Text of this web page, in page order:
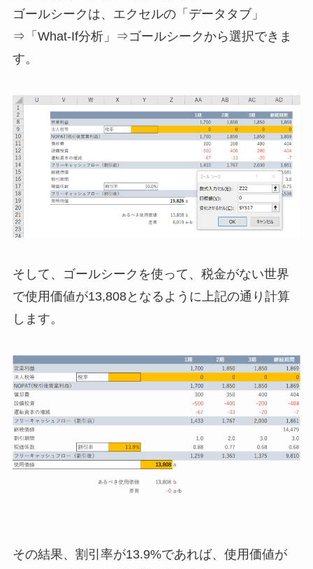
ゴールシークは、エクセルの「データタブ」
⇒「What-If分析」⇒ゴールシークから選択できま
す。
そして、ゴールシークを使って、税金がない世界
で使用価値が13,808となるように上記の通り計算
します。
その結果、割引率が13.9%であれば、使用価値が